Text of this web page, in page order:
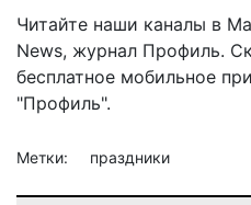
Читайте наши каналы в
News, журнал Профиль.
бесплатное мобильное
"Профиль".
Метки: праздники